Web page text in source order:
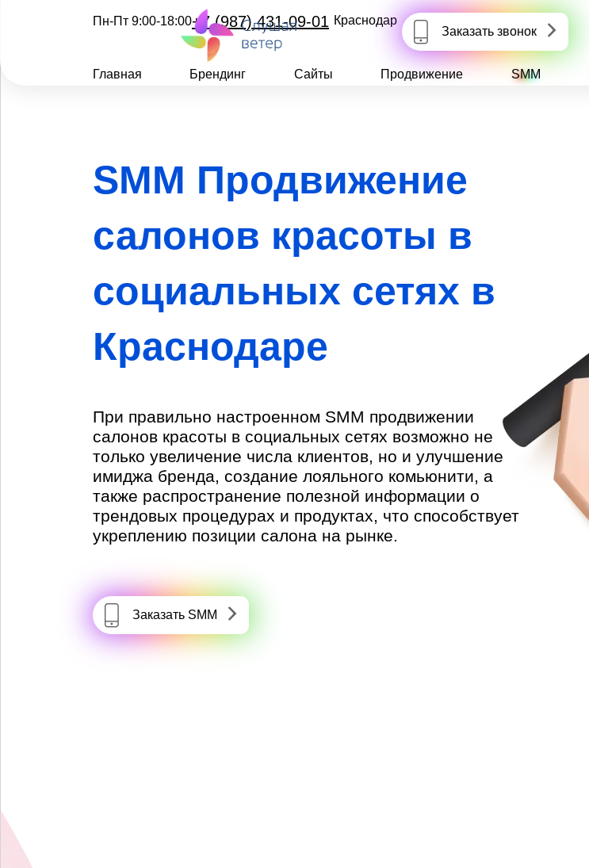
Пн-Пт 9:00-18:00+7 (987) 431-09-01 Краснодар
Заказать звонок
Главная Брендинг Сайты Продвижение SMM
SMM Продвижение
салонов красоты в
социальных сетях в
Краснодаре
При правильно настроенном SMM продвижении
салонов красоты в социальных сетях возможно не
только увеличение числа клиентов, но и улучшение
имиджа бренда, создание лояльного комьюнити, а
также распространение полезной информации о
трендовых процедурах и продуктах, что способствует
укреплению позиции салона на рынке.
Заказать SMM